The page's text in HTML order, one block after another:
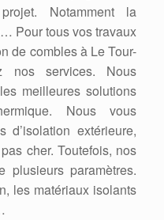
Notamment la
Pour tous vos travaux
de combles à Le Tour-
nos services. Nous
meilleures solutions
Nous vous
d’isolation extérieure,
cher. Toutefois, nos
plusieurs paramètres.
les matériaux isolants